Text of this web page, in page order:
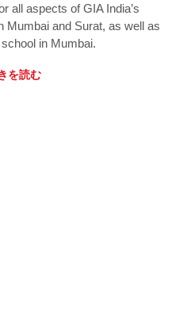
all aspects of GIA India’s
Mumbai and Surat, as well as
in Mumbai.
を読む